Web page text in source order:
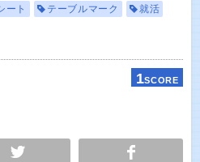
ート テーブルマーク 就活
1SCORE